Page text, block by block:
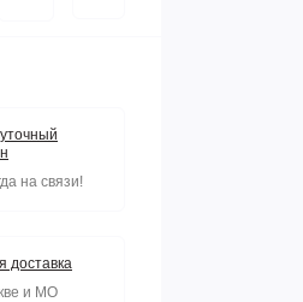
на связи!
доставка
и МО